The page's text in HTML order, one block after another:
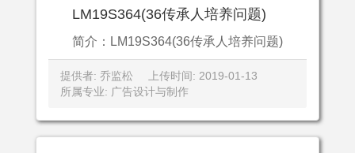
LM19S364(36传承人培养问题)
简介：LM19S364(36传承人培养问题)
提供者: 乔监松
上传时间: 2019-01-13
所属专业: 广告设计与制作